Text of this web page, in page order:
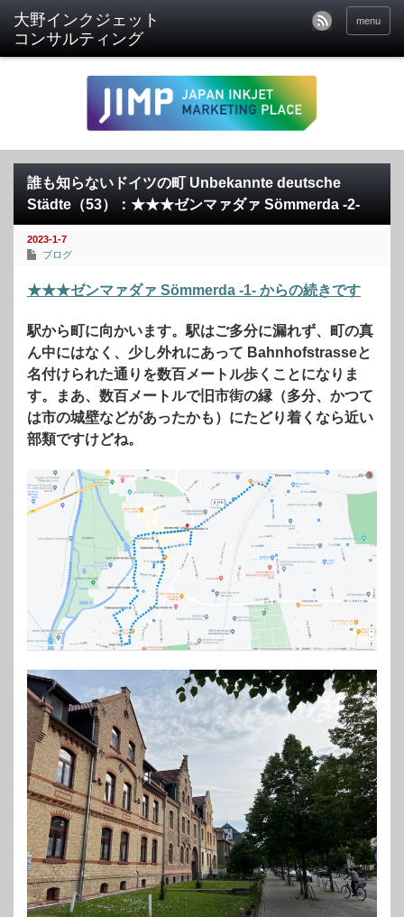
menu
誰も知らないドイツの町 Unbekannte deutsche
Städte（53）：★★★ゼンマァダァ Sömmerda -2-
2023-1-7
ブログ
★★★ゼンマァダァ Sömmerda -1- からの続きです
駅から町に向かいます。駅はご多分に漏れず、町の真
ん中にはなく、少し外れにあって Bahnhofstrasseと
名付けられた通りを数百メートル歩くことになりま
す。まあ、数百メートルで旧市街の縁（多分、かつて
は市の城壁などがあったかも）にたどり着くなら近い
部類ですけどね。